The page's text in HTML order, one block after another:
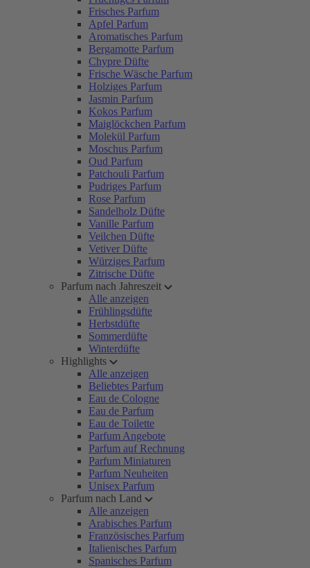
Frisches Parfum
Apfel Parfum
Aromatisches Parfum
Bergamotte Parfum
Chypre Düfte
Frische Wäsche Parfum
Holziges Parfum
Jasmin Parfum
Kokos Parfum
Maiglöckchen Parfum
Molekül Parfum
Moschus Parfum
Oud Parfum
Patchouli Parfum
Pudriges Parfum
Rose Parfum
Sandelholz Düfte
Vanille Parfum
Veilchen Düfte
Vetiver Düfte
Würziges Parfum
Zitrische Düfte
Parfum nach Jahreszeit
Alle anzeigen
Frühlingsdüfte
Herbstdüfte
Sommerdüfte
Winterdüfte
Highlights
Alle anzeigen
Beliebtes Parfum
Eau de Cologne
Eau de Parfum
Eau de Toilette
Parfum Angebote
Parfum auf Rechnung
Parfum Miniaturen
Parfum Neuheiten
Unisex Parfum
Parfum nach Land
Alle anzeigen
Arabisches Parfum
Französisches Parfum
Italienisches Parfum
Spanisches Parfum